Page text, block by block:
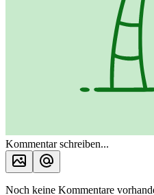
Kommentar schreiben...
Noch keine Kommentare